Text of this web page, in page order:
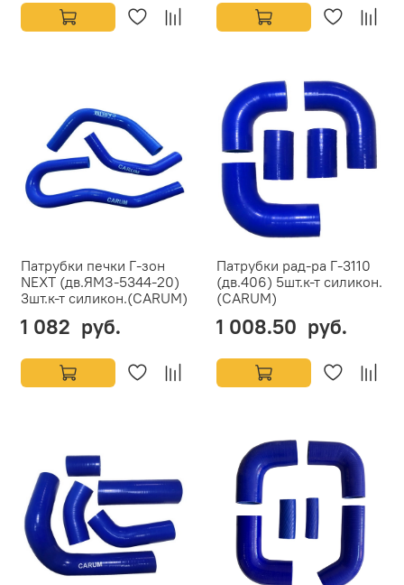
Патрубки печки Г-зон
NEXT (дв.ЯМЗ-5344-20)
3шт.к-т силикон.(CARUM)
1 082 руб.
Патрубки рад-ра Г-3110
(дв.406) 5шт.к-т силикон.
(CARUM)
1 008.50 руб.